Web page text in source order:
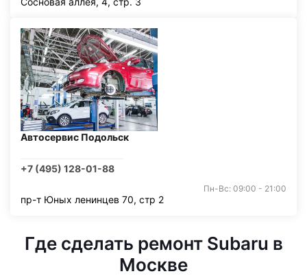
Автосервис Подольск
+7 (495) 128-01-88
Пн-Вс: 09:00 - 21:00
пр-т Юных ленинцев 70, стр 2
Где сделать ремонт Subaru в
Москве